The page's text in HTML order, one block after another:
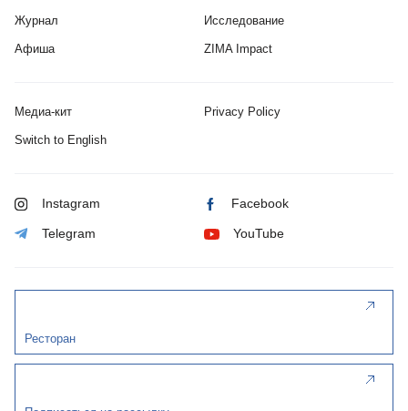
Журнал
Афиша
Исследование
ZIMA Impact
Медиа-кит Privacy Policy
Switch to English
Instagram Facebook
Telegram YouTube
Ресторан